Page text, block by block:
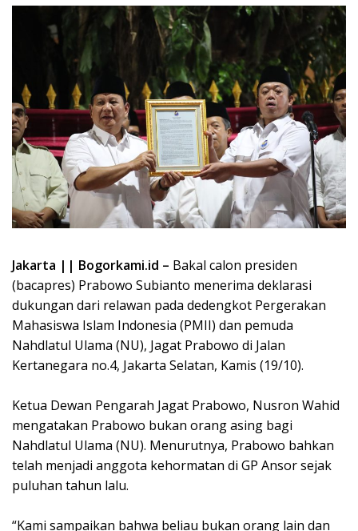
Jakarta || Bogorkami.id – Bakal calon presiden
(bacapres) Prabowo Subianto menerima deklarasi
dukungan dari relawan pada dedengkot Pergerakan
Mahasiswa Islam Indonesia (PMII) dan pemuda
Nahdlatul Ulama (NU), Jagat Prabowo di Jalan
Kertanegara no.4, Jakarta Selatan, Kamis (19/10).
Ketua Dewan Pengarah Jagat Prabowo, Nusron Wahid
mengatakan Prabowo bukan orang asing bagi
Nahdlatul Ulama (NU). Menurutnya, Prabowo bahkan
telah menjadi anggota kehormatan di GP Ansor sejak
puluhan tahun lalu.
“Kami sampaikan bahwa beliau bukan orang lain dan